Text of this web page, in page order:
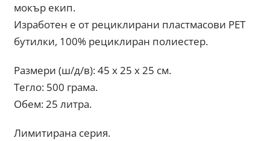
мокър екип.
Изработен е от рециклирани пластмасови PET
бутилки, 100% рециклиран полиестер.
Размери (ш/д/в): 45 x 25 x 25 см.
Тегло: 500 грама.
Обем: 25 литра.
Лимитирана серия.